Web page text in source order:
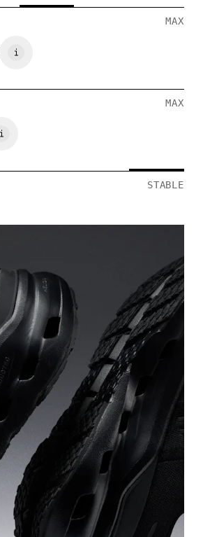
MAX
MAX
STABLE